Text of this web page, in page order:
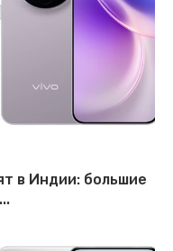
в Индии: большие